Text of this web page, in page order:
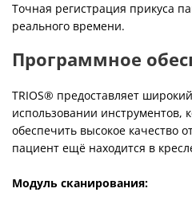
Точная регистрация прикуса
реального времени.
Программное
TRIOS® предоставляет
использовании инструментов,
обеспечить высокое качество
пациент ещё находится в
Модуль сканирования: